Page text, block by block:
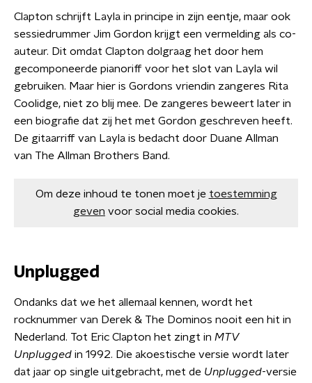
Clapton schrijft Layla in principe in zijn eentje, maar ook
sessiedrummer Jim Gordon krijgt een vermelding als co-
auteur. Dit omdat Clapton dolgraag het door hem
gecomponeerde pianoriff voor het slot van Layla wil
gebruiken. Maar hier is Gordons vriendin zangeres Rita
Coolidge, niet zo blij mee. De zangeres beweert later in
een biografie dat zij het met Gordon geschreven heeft.
De gitaarriff van Layla is bedacht door Duane Allman
van The Allman Brothers Band.
Om deze inhoud te tonen moet je toestemming
geven voor social media cookies.
Unplugged
Ondanks dat we het allemaal kennen, wordt het
rocknummer van Derek & The Dominos nooit een hit in
Nederland. Tot Eric Clapton het zingt in MTV
Unplugged in 1992. Die akoestische versie wordt later
dat jaar op single uitgebracht, met de Unplugged-versie